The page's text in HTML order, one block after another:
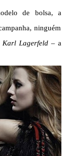
de bolsa, a
ninguém
Lagerfeld – a